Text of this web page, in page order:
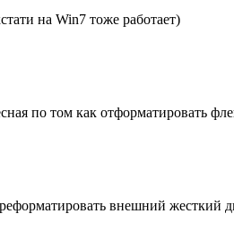
на Win7 тоже работает)
по том как отформатировать
внешний жесткий